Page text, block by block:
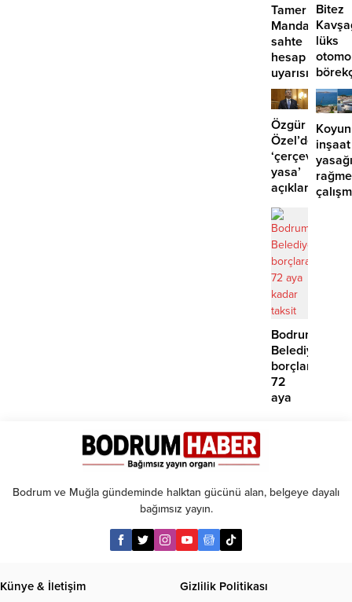
Tamer
sahte
hesap
uyarısı
Bitez
lüks
girdi:
2
Özgür
Özel’den
‘çerçeve
yasa’
açıklaması:
‘İmza
atma
çabamız
yok’
inşaat
Bodrum
borçlara
72
aya
Bodrum ve Muğla gündeminde halktan gücünü alan, belgeye dayalı
bağımsız yayın.
Künye & İletişim Gizlilik Politikası